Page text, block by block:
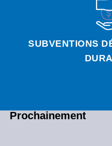
SUBVENTIONS
Prochainement